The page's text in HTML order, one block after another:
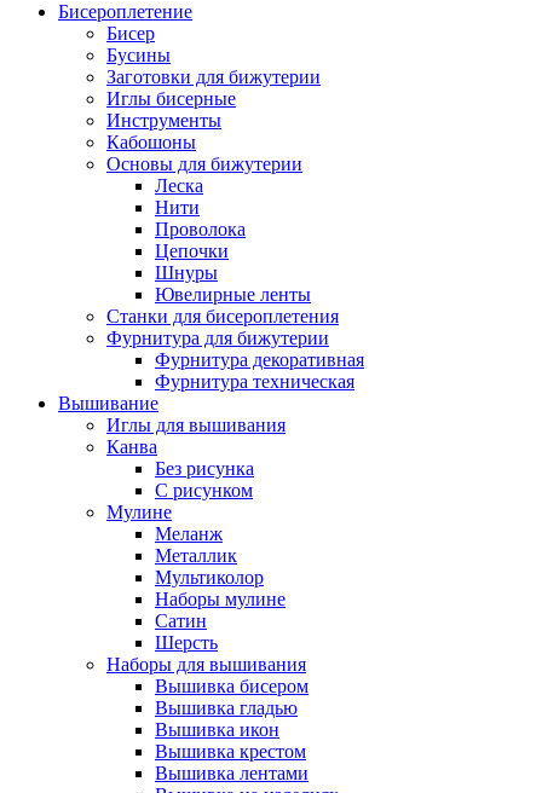
Бисероплетение
Бисер
Бусины
Заготовки для бижутерии
Иглы бисерные
Инструменты
Кабошоны
Основы для бижутерии
Леска
Нити
Проволока
Цепочки
Шнуры
Ювелирные ленты
Станки для бисероплетения
Фурнитура для бижутерии
Фурнитура декоративная
Фурнитура техническая
Вышивание
Иглы для вышивания
Канва
Без рисунка
С рисунком
Мулине
Меланж
Металлик
Мультиколор
Наборы мулине
Сатин
Шерсть
Наборы для вышивания
Вышивка бисером
Вышивка гладью
Вышивка икон
Вышивка крестом
Вышивка лентами